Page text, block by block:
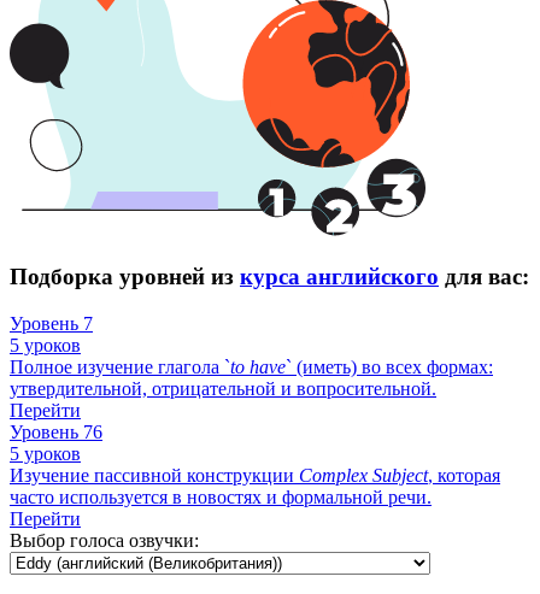
Подборка уровней из курса английского для вас:
Уровень 7
5 уроков
Полное изучение глагола `to have` (иметь) во всех формах:
утвердительной, отрицательной и вопросительной.
Перейти
Уровень 76
5 уроков
Изучение пассивной конструкции Complex Subject, которая
часто используется в новостях и формальной речи.
Перейти
Выбор голоса озвучки: